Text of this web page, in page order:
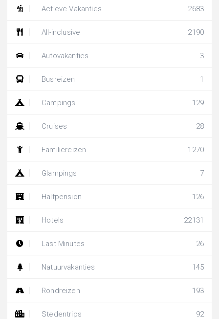
Actieve Vakanties 2683
All-inclusive 2190
Autovakanties 3
Busreizen 1
Campings 129
Cruises 28
Familiereizen 1270
Glampings 7
Halfpension 126
Hotels 22131
Last Minutes 26
Natuurvakanties 145
Rondreizen 193
Stedentrips 92